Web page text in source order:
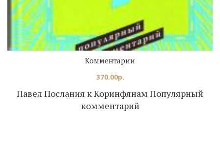
Павел Послания к Коринфянам Популярный
комментарий
Комментарии
370.00р.